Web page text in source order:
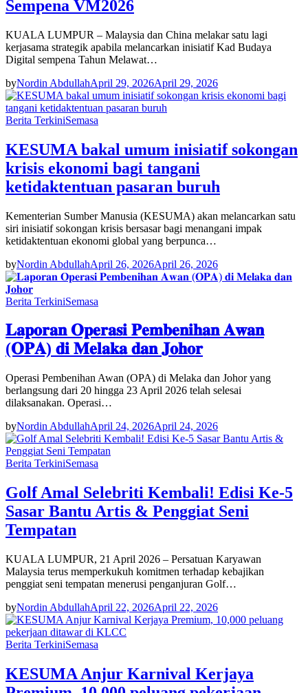
Sempena VM2026
KUALA LUMPUR – Malaysia dan China melakar satu lagi
kerjasama strategik apabila melancarkan inisiatif Kad Budaya
Digital sempena Tahun Melawat…
byNordin AbdullahApril 29, 2026April 29, 2026
Berita TerkiniSemasa
KESUMA bakal umum inisiatif sokongan
krisis ekonomi bagi tangani
ketidaktentuan pasaran buruh
Kementerian Sumber Manusia (KESUMA) akan melancarkan satu
siri inisiatif sokongan krisis bersasar bagi menangani impak
ketidaktentuan ekonomi global yang berpunca…
byNordin AbdullahApril 26, 2026April 26, 2026
Berita TerkiniSemasa
𝐋𝐚𝐩𝐨𝐫𝐚𝐧 𝐎𝐩𝐞𝐫𝐚𝐬𝐢 𝐏𝐞𝐦𝐛𝐞𝐧𝐢𝐡𝐚𝐧 𝐀𝐰𝐚𝐧
(𝐎𝐏𝐀) 𝐝𝐢 𝐌𝐞𝐥𝐚𝐤𝐚 𝐝𝐚𝐧 𝐉𝐨𝐡𝐨𝐫
Operasi Pembenihan Awan (OPA) di Melaka dan Johor yang
berlangsung dari 20 hingga 23 April 2026 telah selesai
dilaksanakan. Operasi…
byNordin AbdullahApril 24, 2026April 24, 2026
Berita TerkiniSemasa
Golf Amal Selebriti Kembali! Edisi Ke-5
Sasar Bantu Artis & Penggiat Seni
Tempatan
KUALA LUMPUR, 21 April 2026 – Persatuan Karyawan
Malaysia terus memperkukuh komitmen terhadap kebajikan
penggiat seni tempatan menerusi penganjuran Golf…
byNordin AbdullahApril 22, 2026April 22, 2026
Berita TerkiniSemasa
KESUMA Anjur Karnival Kerjaya